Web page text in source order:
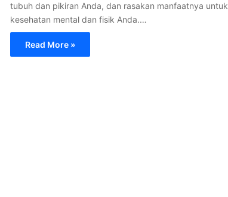
tubuh dan pikiran Anda, dan rasakan manfaatnya untuk
kesehatan mental dan fisik Anda.…
Read More »